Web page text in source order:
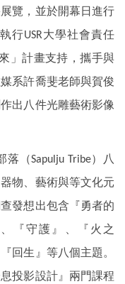
覽，並於開幕日進行
行USR大學社會責任
」計畫支持，攜手與
系許喬斐老師與賀俊
出八件光雕藝術影像
（Sapulju Tribe）八
物、藝術與等文化元
發想出包含『勇者的
『守護』、『火之
回生』等八個主題。
投影設計』兩門課程